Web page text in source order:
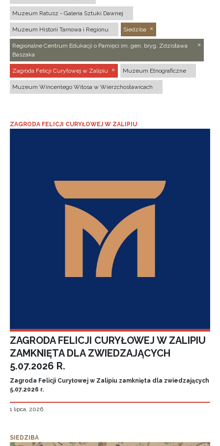
Muzeum Ratusz - Galeria Sztuki Dawnej
Muzeum Historii Tarnowa i Regionu Siedziba
Regionalne Centrum Edukacji o Pamięci im. gen. bryg. Zdzisława
Baszaka
Zagroda Felicji Curyłowej w Zalipiu Muzeum Etnograficzne
Muzeum Wincentego Witosa w Wierzchosławicach
ZAGRODA FELICJI CURYŁOWEJ W ZALIPIU
ZAGRODA FELICJI CURYŁOWEJ W ZALIPIU
ZAMKNIĘTA DLA ZWIEDZAJĄCYCH
5.07.2026 R.
Zagroda Felicji Curyłowej w Zalipiu zamknięta dla zwiedzających
5.07.2026 r.
1 lipca, 2026
SIEDZIBA